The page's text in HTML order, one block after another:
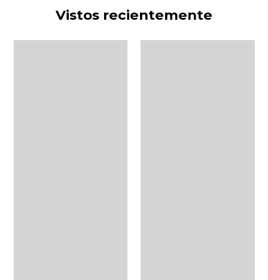
Vistos recientemente